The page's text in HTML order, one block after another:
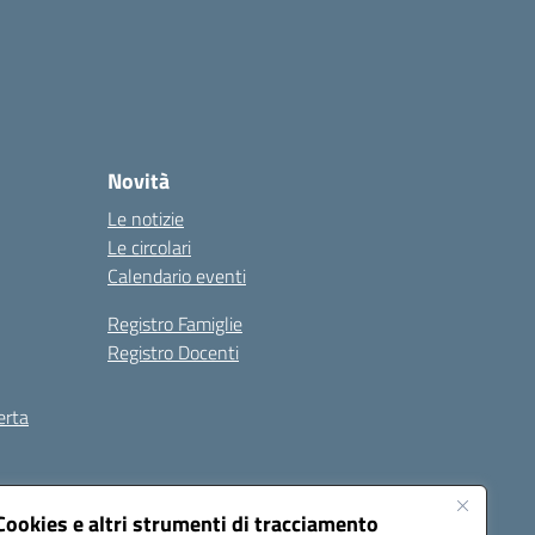
e altri strumenti di tracciamento
Novità
Le notizie
Le circolari
Calendario eventi
Registro Famiglie
Registro Docenti
Note legali